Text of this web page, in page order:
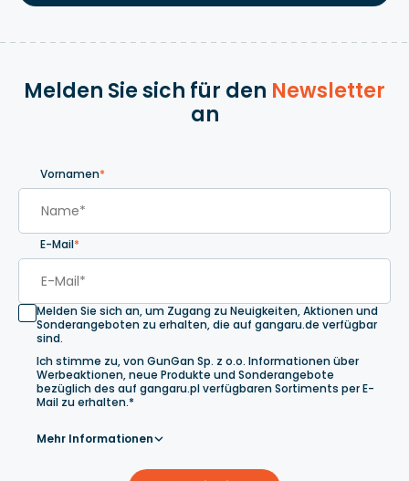
Melden Sie sich für den Newsletter
an
Vornamen*
E-Mail*
Melden Sie sich an, um Zugang zu Neuigkeiten, Aktionen und
Sonderangeboten zu erhalten, die auf gangaru.de verfügbar
sind.
Ich stimme zu, von GunGan Sp. z o.o. Informationen über
Werbeaktionen, neue Produkte und Sonderangebote
bezüglich des auf gangaru.pl verfügbaren Sortiments per E-
Mail zu erhalten.*
Mehr Informationen